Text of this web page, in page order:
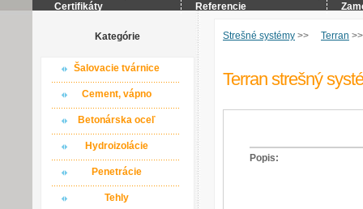
Certifikáty
Referencie
Kategórie
Šalovacie tvárnice
Cement, vápno
Betonárska oceľ
Hydroizolácie
Penetrácie
Tehly
Strešné systémy >> Terran
Terran strešný
Popis: